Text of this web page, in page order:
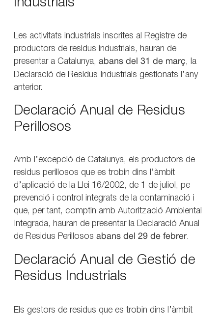
Industrials
Les activitats industrials inscrites al Registre de
productors de residus industrials, hauran de
presentar a Catalunya, abans del 31 de març, la
Declaració de Residus Industrials gestionats l’any
anterior.
Declaració Anual de Residus
Perillosos
Amb l’excepció de Catalunya, els productors de
residus perillosos que es trobin dins l’àmbit
d’aplicació de la Llei 16/2002, de 1 de juliol, pe
prevenció i control integrats de la contaminació i
que, per tant, comptin amb Autorització Ambiental
Integrada, hauran de presentar la Declaració Anual
de Residus Perillosos abans del 29 de febrer.
Declaració Anual de Gestió de
Residus Industrials
Els gestors de residus que es trobin dins l’àmbit